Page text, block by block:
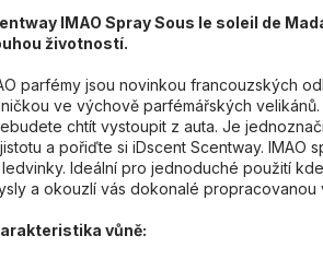
IMAO Spray Sous le soleil de
životností.
parfémy jsou novinkou francouzských
ve výchově parfémářských
chtít vystoupit z auta. Je
a pořiďte si iDscent Scentway. IMAO
Ideální pro jednoduché použití
a okouzlí vás dokonalé propracovanou
vůně: